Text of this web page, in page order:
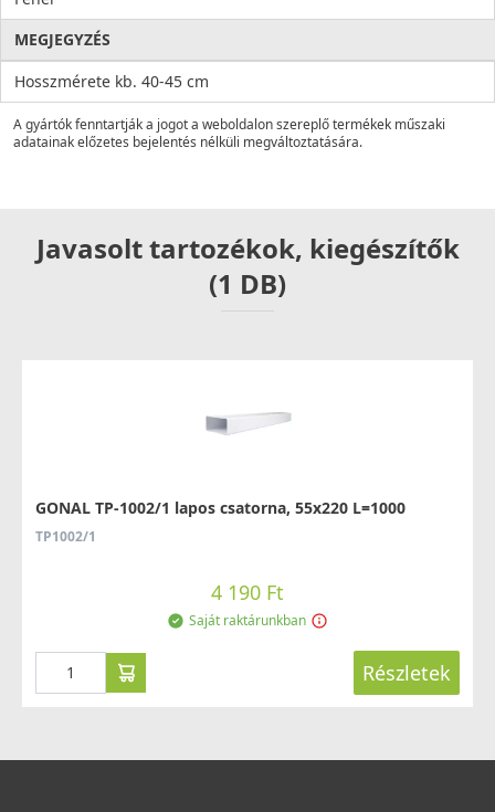
MEGJEGYZÉS
Hosszmérete kb. 40-45 cm
A gyártók fenntartják a jogot a weboldalon szereplő termékek műszaki
adatainak előzetes bejelentés nélküli megváltoztatására.
Javasolt tartozékok, kiegészítők
(1 DB)
GONAL TP-1002/1 lapos csatorna, 55x220 L=1000
TP1002/1
4 190 Ft
Saját raktárunkban
Részletek